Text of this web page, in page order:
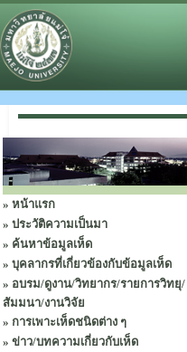
» หน้าแรก
» ประวัติความเป็นมา
» ค้นหาข้อมูลเห็ด
» บุคลากรที่เกี่ยวข้องกับข้อมูลเห็ด
» อบรม/ดูงาน/วิทยากร/รายการวิทยุ/
สัมมนา/งานวิจัย
» การเพาะเห็ดชนิดต่าง ๆ
» ข่าว/บทความเกี่ยวกับเห็ด